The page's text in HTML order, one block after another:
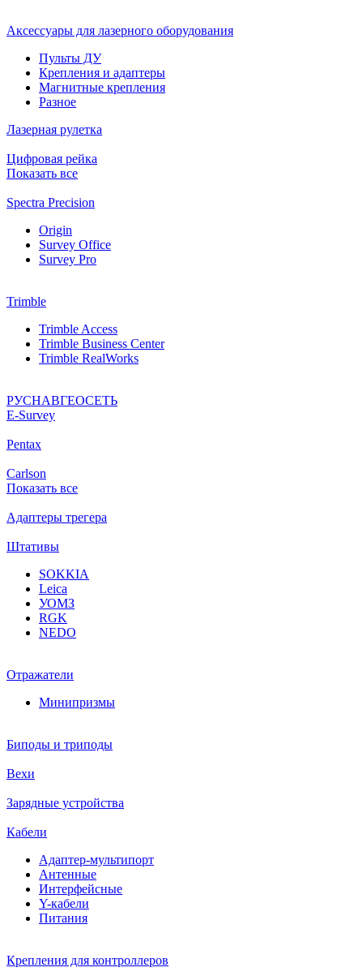
Аксессуары для лазерного оборудования
Пульты ДУ
Крепления и адаптеры
Магнитные крепления
Разное
Лазерная рулетка
Цифровая рейка
Показать все
Spectra Precision
Origin
Survey Office
Survey Pro
Trimble
Trimble Access
Trimble Business Center
Trimble RealWorks
РУСНАВГЕОСЕТЬ
Е-Survey
Pentax
Carlson
Показать все
Адаптеры трегера
Штативы
SOKKIA
Leica
УОМЗ
RGK
NEDO
Отражатели
Минипризмы
Биподы и триподы
Вехи
Зарядные устройства
Кабели
Адаптер-мультипорт
Антенные
Интерфейсные
Y-кабели
Питания
Крепления для контроллеров